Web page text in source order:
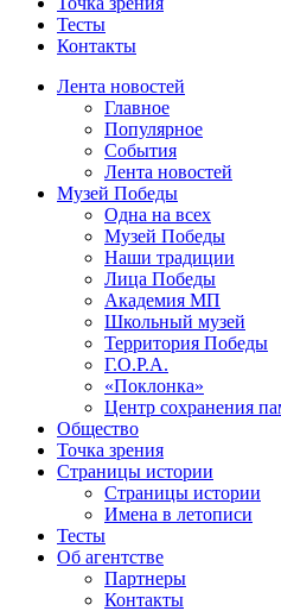
Тесты
Контакты
Лента новостей
Главное
Популярное
События
Лента новостей
Музей Победы
Одна на всех
Музей Победы
Наши традиции
Лица Победы
Академия МП
Школьный музей
Территория Победы
Г.О.Р.А.
«Поклонка»
Центр сохранения
Общество
Точка зрения
Страницы истории
Страницы истории
Имена в летописи
Тесты
Об агентстве
Партнеры
Контакты